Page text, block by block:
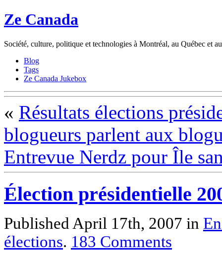
Ze Canada
Société, culture, politique et technologies à Montréal, au Québec et
Blog
Tags
Ze Canada Jukebox
« Résultats élections
blogueurs parlent aux
Entrevue Nerdz pour Île
Élection présidentielle
Published April 17th, 2007 in
élections. 183 Comments